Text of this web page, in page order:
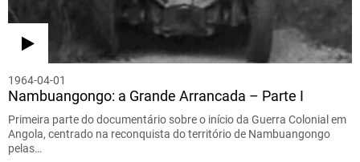
1964-04-01
Nambuangongo: a Grande Arrancada – Parte I
Primeira parte do documentário sobre o início da Guerra Colonial em
Angola, centrado na reconquista do território de Nambuangongo
pelas…